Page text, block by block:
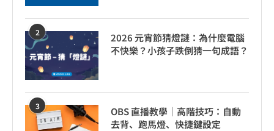
2
2026 元宵節猜燈謎：為什麼電腦
不快樂？小孩子跌倒猜一句成語？
3
OBS 直播教學｜高階技巧：自動
去背、跑馬燈、快捷鍵設定